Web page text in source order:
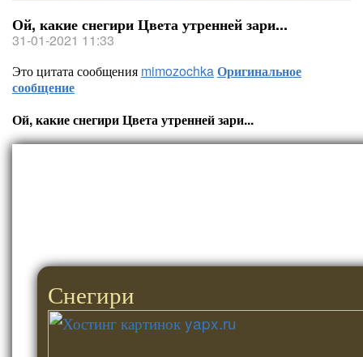
Ой, какие снегири Цвета утренней зари...
31-01-2021 11:33
Это цитата сообщения mimozochkaОригинальное
сообщение
Ой, какие снегири Цвета утренней зари...
Снегири